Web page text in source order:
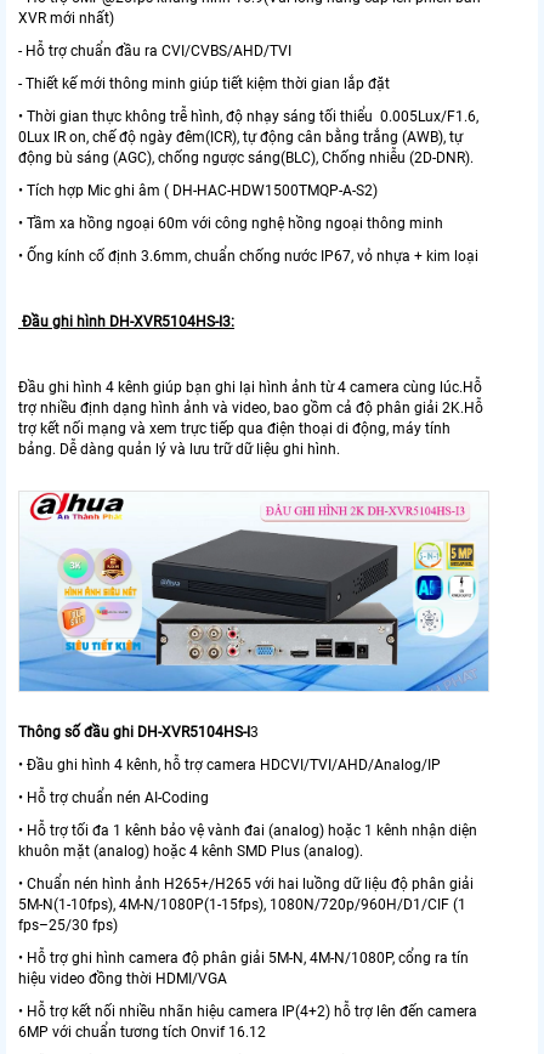
XVR mới nhất)
- Hỗ trợ chuẩn đầu ra CVI/CVBS/AHD/TVI
- Thiết kế mới thông minh giúp tiết kiệm thời gian lắp đặt
• Thời gian thực không trễ hình, độ nhạy sáng tối thiểu 0.005Lux/F1.6,
0Lux IR on, chế độ ngày đêm(ICR), tự động cân bằng trắng (AWB), tự
động bù sáng (AGC), chống ngược sáng(BLC), Chống nhiễu (2D-DNR).
• Tích hợp Mic ghi âm ( DH-HAC-HDW1500TMQP-A-S2)
• Tầm xa hồng ngoại 60m với công nghệ hồng ngoại thông minh
• Ống kính cố định 3.6mm, chuẩn chống nước IP67, vỏ nhựa + kim loại
Đầu ghi hình DH-XVR5104HS-I3:
Đầu ghi hình 4 kênh giúp bạn ghi lại hình ảnh từ 4 camera cùng lúc.Hỗ
trợ nhiều định dạng hình ảnh và video, bao gồm cả độ phân giải 2K.Hỗ
trợ kết nối mạng và xem trực tiếp qua điện thoại di động, máy tính
bảng. Dễ dàng quản lý và lưu trữ dữ liệu ghi hình.
Thông số đầu ghi DH-XVR5104HS-I3
• Đầu ghi hình 4 kênh, hỗ trợ camera HDCVI/TVI/AHD/Analog/IP
• Hỗ trợ chuẩn nén AI-Coding
• Hỗ trợ tối đa 1 kênh bảo vệ vành đai (analog) hoặc 1 kênh nhận diện
khuôn mặt (analog) hoặc 4 kênh SMD Plus (analog).
• Chuẩn nén hình ảnh H265+/H265 với hai luồng dữ liệu độ phân giải
5M-N(1-10fps), 4M-N/1080P(1-15fps), 1080N/720p/960H/D1/CIF (1
fps–25/30 fps)
• Hỗ trợ ghi hình camera độ phân giải 5M-N, 4M-N/1080P, cổng ra tín
hiệu video đồng thời HDMI/VGA
• Hỗ trợ kết nối nhiều nhãn hiệu camera IP(4+2) hỗ trợ lên đến camera
6MP với chuẩn tương tích Onvif 16.12